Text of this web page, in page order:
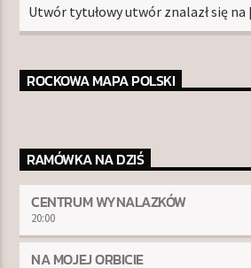
Utwór tytułowy utwór znalazł się
ROCKOWA MAPA POLSKI
RAMÓWKA NA DZIŚ
CENTRUM WYNALAZKÓW
20:00
NA MOJEJ ORBICIE